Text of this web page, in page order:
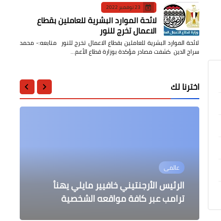
23 نوفمبر 2022
لائحة الموارد البشرية للعاملين بقطاع
الاعمال تخرج للنور
لائحة الموارد البشرية للعاملين بقطاع الاعمال تخرج للنور متابعه:- محمد
سراج الدين كشفت مصادر مؤكدة بوزارة قطاع الأعم…
اخترنا لك
عالمى
الرئيس الأرجنتيني خافيير مايلي يهنأ
ترامب عبر كافة مواقعه الشخصية
عالمى
تداعيات فوز الرئيس الأمريكي ترامب
بالانتخابات الرئاسية اختفاء وبكاء
أخبار مصر
كلمة فخامة الرئيس عبد الفتاح السيسي
في المؤتمر الصحفي
رئيس منطقة القليوبية الأزهرية يتفقد
معهدي القناطر الخيرية الإبتدائي و
الإعدادي
جامعات
رئيس جامعة بنها يطلق فعاليات مهرجان
الأنشطة الطلابية الرابع